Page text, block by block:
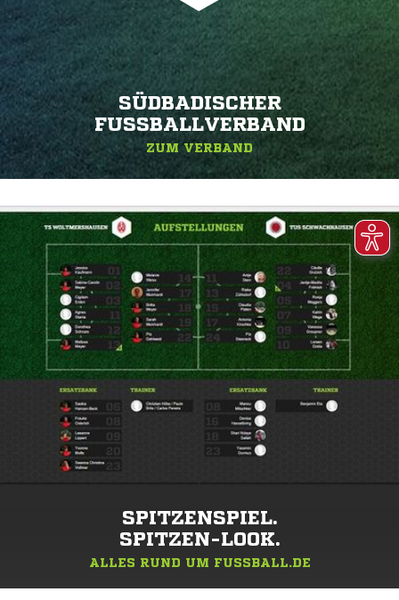
SÜDBADISCHER
FUSSBALLVERBAND
ZUM VERBAND
SPITZENSPIEL.
SPITZEN-LOOK.
ALLES RUND UM FUSSBALL.DE